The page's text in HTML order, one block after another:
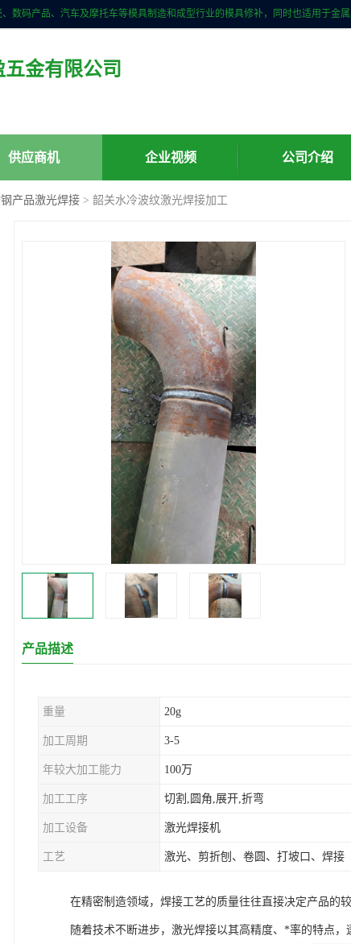
金有限公司
供应商机 企业视频 公司介绍
产品激光焊接 > 韶关水冷波纹激光焊接加工
产品描述
重量 20g
加工周期 3-5
年较大加工能力 100万
加工工序 切割,圆角,展开,折弯
加工设备 激光焊接机
工艺 激光、剪折刨、卷圆、打坡口、焊接
在精密制造领域，焊接工艺的质量往往直接决定产品的
随着技术不断进步，激光焊接以其高精度、*率的特点，